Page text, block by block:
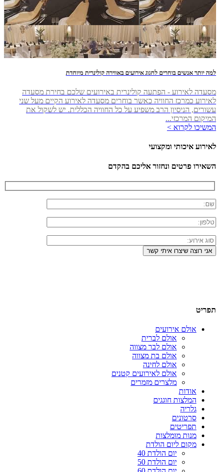
למה יותר אנשים בוחרים לחגוג אירועים באווירה קולינרית מיוחדת
מסעדה לאירוע - הפתעה קולינרית באירועים שלכם בחירת מסעדה
לאירוע כמרכז החוויה כאשר בוחרים מסעדה לאירוע הקיים מעל שני
עשורים, הניסיון הרב משפיע על כל החוויה הכללית. יש לשקול את
המיקום המרכזי...
המשיכו לקרוא >
לאירוע איכותי ומקצועי
השאירו פרטים ונחזור אליכם בהקדם
תפריט
אולם אירועים
אולם לברית
אולם לבר מצווה
אולם בת מצווה
אולם לחינה
אולם לאירועים קטנים
מלצרים מזמרים
אודות
המלצות חוגגים
גלריה
סרטונים
תפריטים
מנות מומלצות
מקום ליום הולדת
יום הולדת 40
יום הולדת 50